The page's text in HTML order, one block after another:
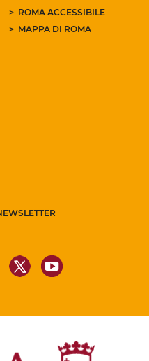
ROMA ACCESSIBILE
MAPPA DI ROMA